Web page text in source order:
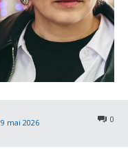
0
9 mai 2026